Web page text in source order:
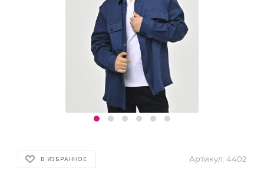
В ИЗБРАННОЕ Артикул: 4402